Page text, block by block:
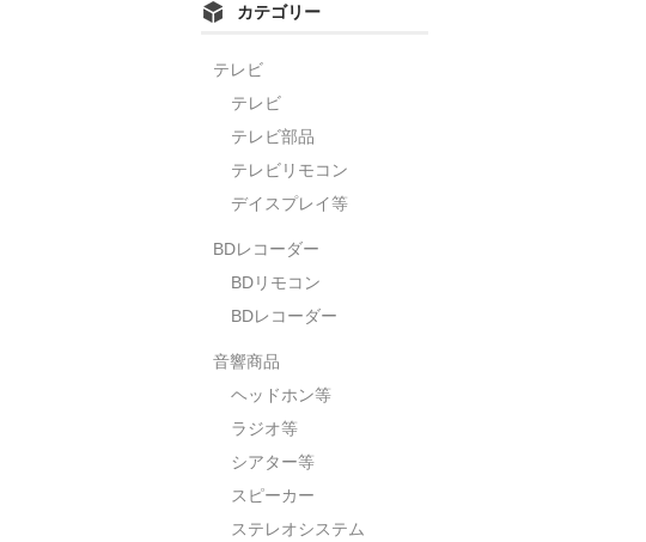
カテゴリー
テレビ
テレビ
テレビ部品
テレビリモコン
デイスプレイ等
BDレコーダー
BDリモコン
BDレコーダー
音響商品
ヘッドホン等
ラジオ等
シアター等
スピーカー
ステレオシステム